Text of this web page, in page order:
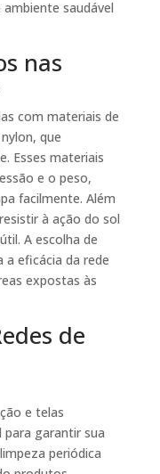
saudável
nas
com materiais de
que
Esses materiais
e o peso,
facilmente. Além
à ação do sol
A escolha de
a eficácia da rede
expostas às
de
e telas
para garantir sua
periódica